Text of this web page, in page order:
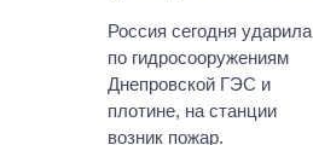
Россия сегодня ударила
по гидросооружениям
Днепровской ГЭС и
плотине, на станции
возник пожар.